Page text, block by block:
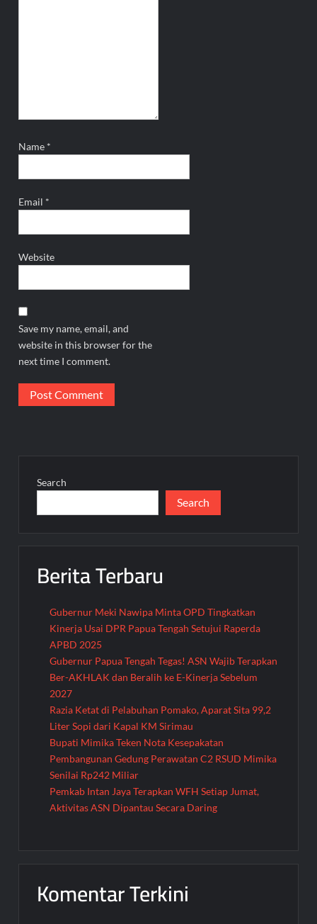
Name *
Email *
Website
Save my name, email, and
website in this browser for the
next time I comment.
Search
Search
Berita Terbaru
Gubernur Meki Nawipa Minta OPD Tingkatkan
Kinerja Usai DPR Papua Tengah Setujui Raperda
APBD 2025
Gubernur Papua Tengah Tegas! ASN Wajib Terapkan
Ber-AKHLAK dan Beralih ke E-Kinerja Sebelum
2027
Razia Ketat di Pelabuhan Pomako, Aparat Sita 99,2
Liter Sopi dari Kapal KM Sirimau
Bupati Mimika Teken Nota Kesepakatan
Pembangunan Gedung Perawatan C2 RSUD Mimika
Senilai Rp242 Miliar
Pemkab Intan Jaya Terapkan WFH Setiap Jumat,
Aktivitas ASN Dipantau Secara Daring
Komentar Terkini